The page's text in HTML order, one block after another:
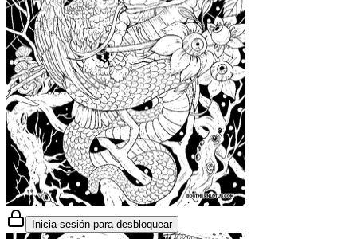
Inicia sesión para desbloquear